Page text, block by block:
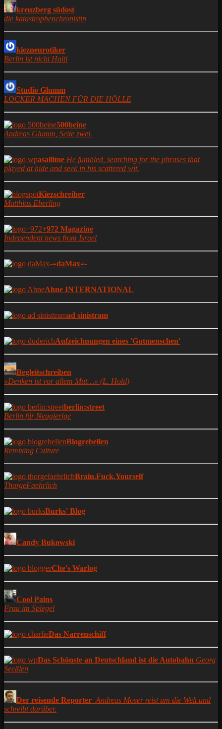
kreuzberg südost
die katastrophenchronistin
kiezneurotiker
Berlin ist nicht Haiti
Studio Glumm
LOCKER MACHEN FÜR DIE HÖLLE
500beine
Andreas Glumm, Seite zwei.
asallime He fumbled, searching for the phrases that
played at hide and seek in his scattered wit.
Kiezschreiber
Matthias Eberling
+972 Magazine
Independent news from Israel
-=daMax=-
Ahne INTERNATIONAL
ad sinistram
Aufzeichnungen eines 'Gutmenschen'
Begleitschreiben
»Denken ist vor allem Mut…« (L. Hohl)
berlin:street
Berlin für Neugierige
Blogrebellen
Remixing Culture
Brain.Fuck.Yourself
ThorgeFaehrlich
Burks' Blog
Candy Bukowski
Che's Warlog
Cool Pains
Frau im Spiegel
Das Narrenschiff
Das Schönste an Deutschland ist die Autobahn Georg
Seeßlen
Der reisende Reporter Andreas Moser reist um die Welt und
schreibt darüber.